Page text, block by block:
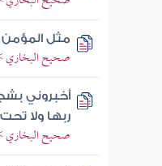
مثل
صحيح البخاري >
أخبروني
ربها ولا
صحيح البخاري >